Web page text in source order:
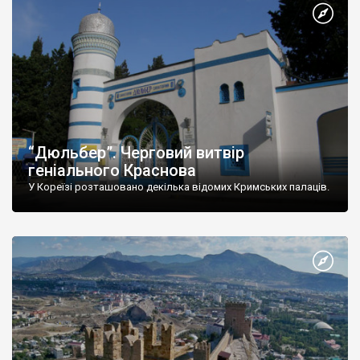
“Дюльбер”. Черговий витвір
геніального Краснова
У Кореїзі розташовано декілька відомих Кримських палаців.